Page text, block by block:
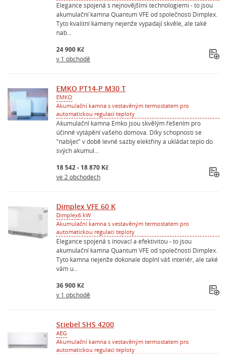
Elegance spojená s nejnovějšími technologiemi - to jsou
akumulační kamna Quantum VFE od společnosti Dimplex.
Tyto kvalitní kameny nejenže vypadají skvěle, ale také
nab...
24 900 Kč
v 1 obchodě
EMKO PT14-P M30 T
EMKO
Akumulační kamna s vestavěným termostatem pro
automatickou regulaci teploty
Akumulační kamna Emko jsou skvělým řešením pro
účinné vytápění vašeho domova. Díky schopnosti se
"nabíjet" v době levné sazby elektřiny a ukládat teplo do
svých akumul...
18 542 - 18 870 Kč
ve 2 obchodech
Dimplex VFE 60 K
Dimplex6 kW
Akumulační kamna s vestavěným termostatem pro
automatickou regulaci teploty
Elegance spojená s inovací a efektivitou - to jsou
akumulační kamna Quantum VFE od společnosti Dimplex.
Tyto kamna nejenže dokonale doplní váš interiér, ale také
vám u...
36 900 Kč
v 1 obchodě
Stiebel SHS 4200
AEG
Akumulační kamna s vestavěným termostatem pro
automatickou regulaci teploty